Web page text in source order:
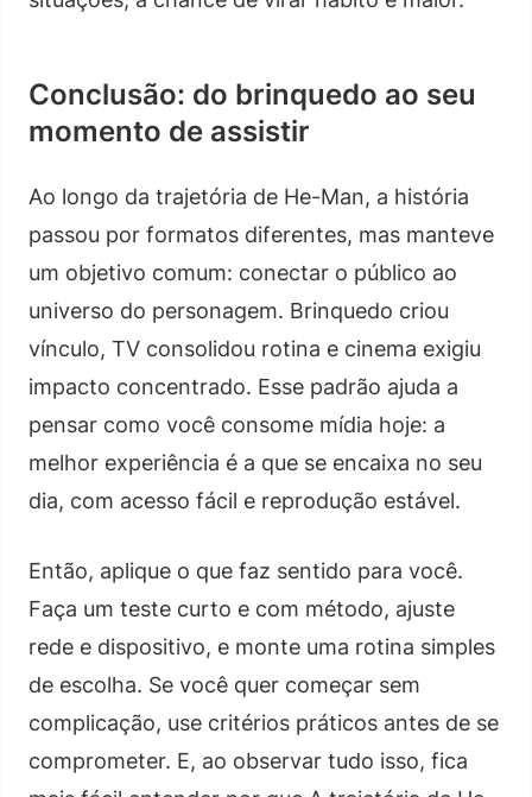
Conclusão: do brinquedo ao seu
momento de assistir
Ao longo da trajetória de He-Man, a história
passou por formatos diferentes, mas manteve
um objetivo comum: conectar o público ao
universo do personagem. Brinquedo criou
vínculo, TV consolidou rotina e cinema exigiu
impacto concentrado. Esse padrão ajuda a
pensar como você consome mídia hoje: a
melhor experiência é a que se encaixa no seu
dia, com acesso fácil e reprodução estável.
Então, aplique o que faz sentido para você.
Faça um teste curto e com método, ajuste
rede e dispositivo, e monte uma rotina simples
de escolha. Se você quer começar sem
complicação, use critérios práticos antes de se
comprometer. E, ao observar tudo isso, fica